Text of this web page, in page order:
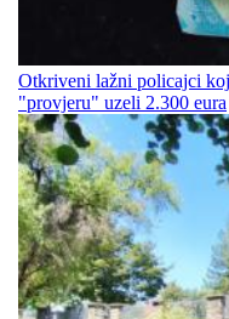
Otkriveni lažni policajci
"provjeru" uzeli 2.300 eura